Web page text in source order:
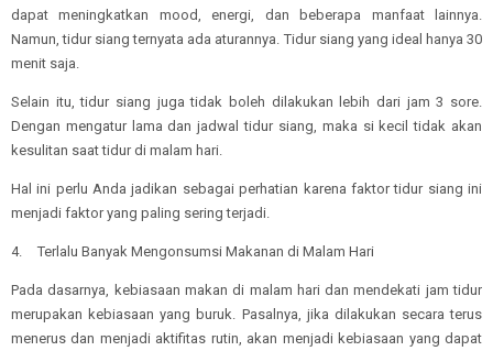
dapat meningkatkan mood, energi, dan beberapa manfaat lainnya.
Namun, tidur siang ternyata ada aturannya. Tidur siang yang ideal hanya 30
menit saja.
Selain itu, tidur siang juga tidak boleh dilakukan lebih dari jam 3 sore.
Dengan mengatur lama dan jadwal tidur siang, maka si kecil tidak akan
kesulitan saat tidur di malam hari.
Hal ini perlu Anda jadikan sebagai perhatian karena faktor tidur siang ini
menjadi faktor yang paling sering terjadi.
4. Terlalu Banyak Mengonsumsi Makanan di Malam Hari
Pada dasarnya, kebiasaan makan di malam hari dan mendekati jam tidur
merupakan kebiasaan yang buruk. Pasalnya, jika dilakukan secara terus
menerus dan menjadi aktifitas rutin, akan menjadi kebiasaan yang dapat